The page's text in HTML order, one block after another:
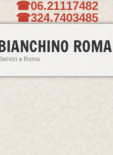
☎06.21117482
☎324.7403485
ROMA
a Roma